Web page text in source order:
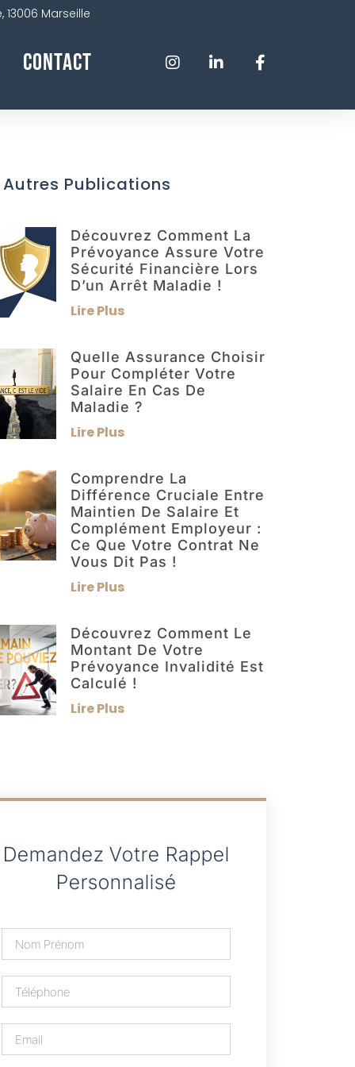
13006 Marseille
Contact
Autres Publications
Découvrez Comment La
Prévoyance Assure Votre
Sécurité Financière Lors
D’un Arrêt Maladie !
Lire Plus
Quelle Assurance Choisir
Pour Compléter Votre
Salaire En Cas De
Maladie ?
Lire Plus
Comprendre La
Différence Cruciale Entre
Maintien De Salaire Et
Complément Employeur :
Ce Que Votre Contrat Ne
Vous Dit Pas !
Lire Plus
Découvrez Comment Le
Montant De Votre
Prévoyance Invalidité Est
Calculé !
Lire Plus
Demandez Votre Rappel
Personnalisé